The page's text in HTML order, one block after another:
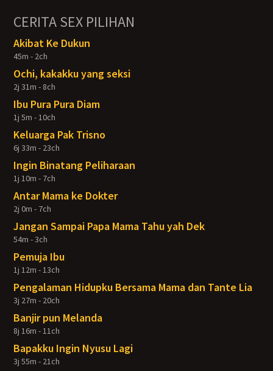
CERITA SEX PILIHAN
Akibat Ke Dukun
45m - 2ch
Ochi, kakakku yang seksi
2j 31m - 8ch
Ibu Pura Pura Diam
1j 5m - 10ch
Keluarga Pak Trisno
6j 33m - 23ch
Ingin Binatang Peliharaan
1j 10m - 7ch
Antar Mama ke Dokter
2j 0m - 7ch
Jangan Sampai Papa Mama Tahu yah Dek
54m - 3ch
Pemuja Ibu
1j 12m - 13ch
Pengalaman Hidupku Bersama Mama dan Tante Lia
3j 27m - 20ch
Banjir pun Melanda
8j 16m - 11ch
Bapakku Ingin Nyusu Lagi
3j 55m - 21ch